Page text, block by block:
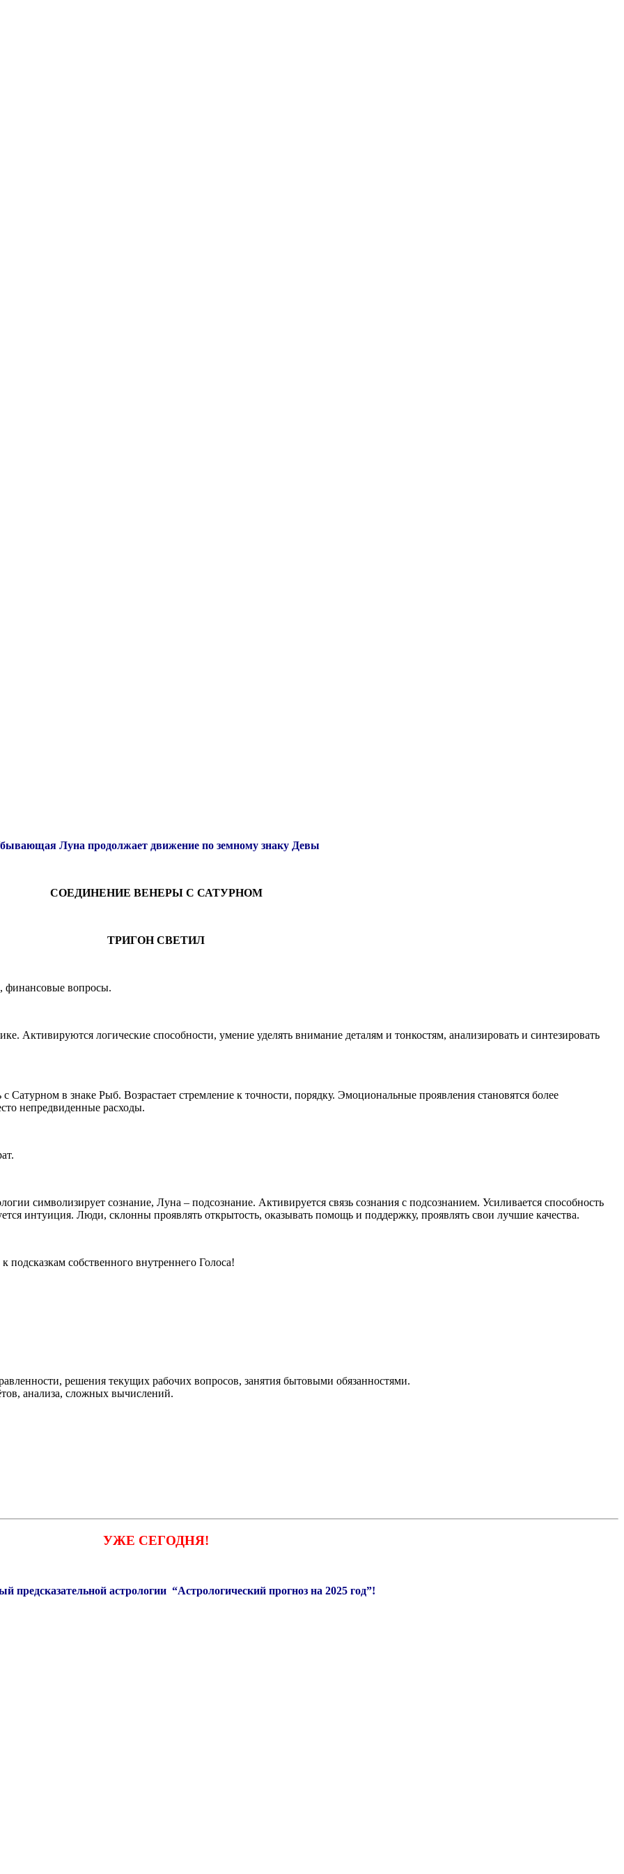
Луна продолжает движение по земному знаку Девы
СОЕДИНЕНИЕ ВЕНЕРЫ С САТУРНОМ
ТРИГОН СВЕТИЛ
финансовые вопросы.
Активируются логические способности, умение уделять внимание деталям и тонкостям, анализировать и синтезировать
Сатурном в знаке Рыб. Возрастает стремление к точности, порядку. Эмоциональные проявления становятся более
непредвиденные расходы.
символизирует сознание, Луна – подсознание. Активируется связь сознания с подсознанием. Усиливается способность
интуиция. Люди, склонны проявлять открытость, оказывать помощь и поддержку, проявлять свои лучшие качества.
собственного внутреннего Голоса!
решения текущих рабочих вопросов, занятия бытовыми обязанностями.
анализа, сложных вычислений.
УЖЕ СЕГОДНЯ!
астрологии “Астрологический прогноз на 2025 год”!